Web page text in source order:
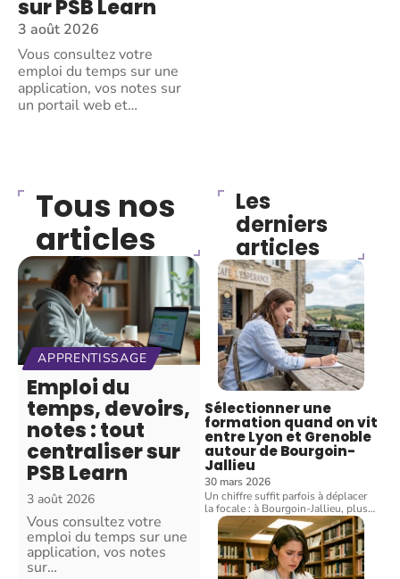
sur PSB Learn
3 août 2026
Vous consultez votre
emploi du temps sur une
application, vos notes sur
un portail web et…
Tous nos
articles
APPRENTISSAGE
Emploi du
temps, devoirs,
notes : tout
centraliser sur
PSB Learn
3 août 2026
Vous consultez votre
emploi du temps sur une
application, vos notes
sur…
Les
derniers
articles
Sélectionner une
formation quand on vit
entre Lyon et Grenoble
autour de Bourgoin-
Jallieu
30 mars 2026
Un chiffre suffit parfois à déplacer
la focale : à Bourgoin-Jallieu, plus…